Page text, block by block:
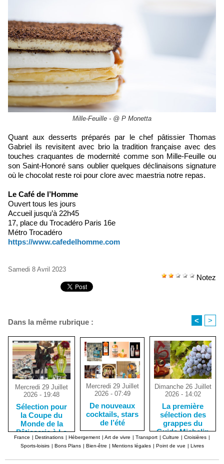
Mille-Feuille - @ P Monetta
Quant aux desserts préparés par le chef pâtissier Thomas
Gabriel ils revisitent avec brio la tradition française avec des
touches craquantes de modernité comme son Mille-Feuille ou
son Saint-Honoré sans oublier quelques déclinaisons signature
où le chocolat reste roi pour clore avec maestria notre repas.
Le Café de l’Homme
Ouvert tous les jours
Accueil jusqu’à 22h45
17, place du Trocadéro Paris 16e
Métro Trocadéro
https://www.cafedelhomme.com
Samedi 8 Avril 2023
Notez
Dans la même rubrique : < >
Mercredi 29 Juillet
2026 - 19:48
Sélection pour
la Coupe du
Monde de la
Pâtisserie à La
Nouvelle-
Orléans
Mercredi 29 Juillet
2026 - 07:49
De nouveaux
cocktails, stars
de l’été
Dimanche 26 Juillet
2026 - 14:02
La première
sélection des
grappes du
Guide Michelin
France | Destinations | Hébergement | Art de vivre | Transport | Culture | Croisières |
Sports-loisirs | Bons Plans | Bien-être | Mentions légales | Point de vue | Livres